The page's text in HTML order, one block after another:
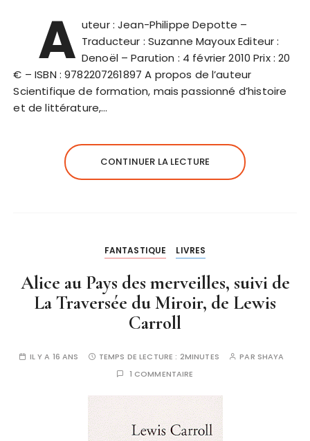
A uteur : Jean-Philippe Depotte –
Traducteur : Suzanne Mayoux Editeur :
Denoël – Parution : 4 février 2010 Prix : 20
€ – ISBN : 9782207261897 A propos de l’auteur
Scientifique de formation, mais passionné d’histoire
et de littérature,…
CONTINUER LA LECTURE
FANTASTIQUE LIVRES
Alice au Pays des merveilles, suivi de
La Traversée du Miroir, de Lewis
Carroll
IL Y A 16 ANS TEMPS DE LECTURE : 2MINUTES PAR SHAYA
1 COMMENTAIRE